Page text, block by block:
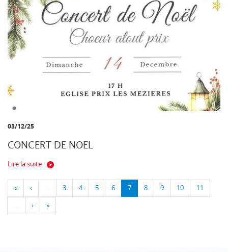
03/12/25
CONCERT DE NOEL
Lire la suite
« ‹ … 3 4 5 6 7 8 9 10 11
… › »